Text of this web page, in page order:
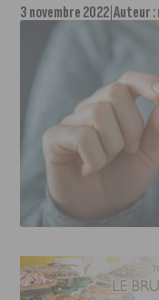
3 novembre 2022 Auteur :